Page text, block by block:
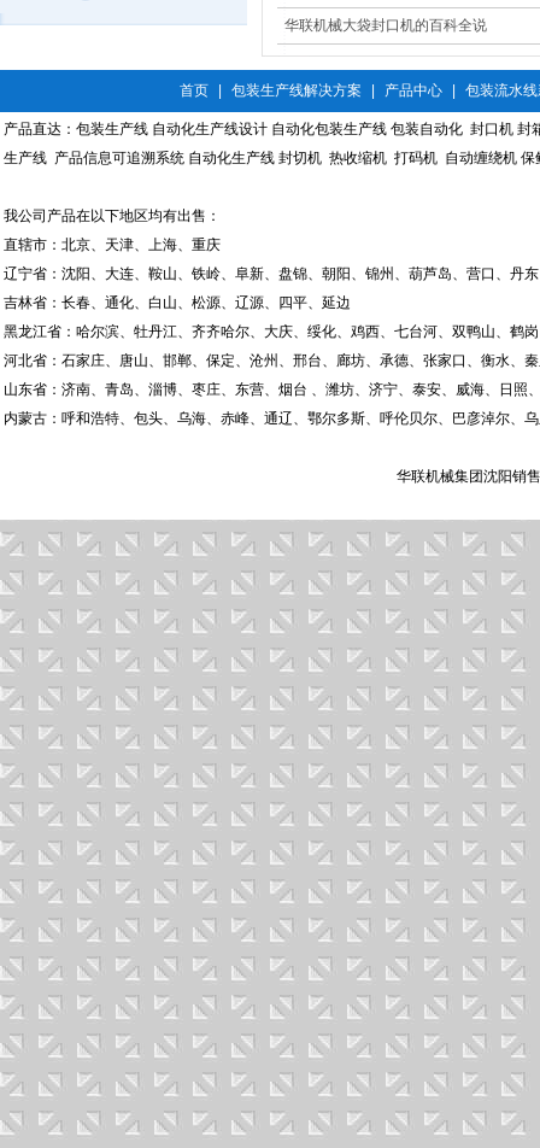
华联机械大袋封口机的百科全说
首页 包装生产线解决方案 产品中心 包装流水
产品直达： 包装生产线 自动化生产线设计 自动化包装生产线 包装自动化 封口机 封
生产线 产品信息可追溯系统 自动化生产线 封切机 热收缩机 打码机 自动缠绕机 保
我公司产品在以下地区均有出售：
直辖市：北京、天津、上海、重庆
辽宁省：沈阳、大连、鞍山、铁岭、阜新、盘锦、朝阳、锦州、葫芦岛、营口、丹东
吉林省：长春、通化、白山、松源、辽源、四平、延边
黑龙江省：哈尔滨、牡丹江、齐齐哈尔、大庆、绥化、鸡西、七台河、双鸭山、鹤
河北省：石家庄、唐山、邯郸、保定、沧州、邢台、廊坊、承德、张家口、衡水、
山东省：济南、青岛、淄博、枣庄、东营、烟台 、潍坊、济宁、泰安、威海、日照
内蒙古：呼和浩特、包头、乌海、赤峰、通辽、鄂尔多斯、呼伦贝尔、巴彦淖尔、
华联机械集团沈阳销